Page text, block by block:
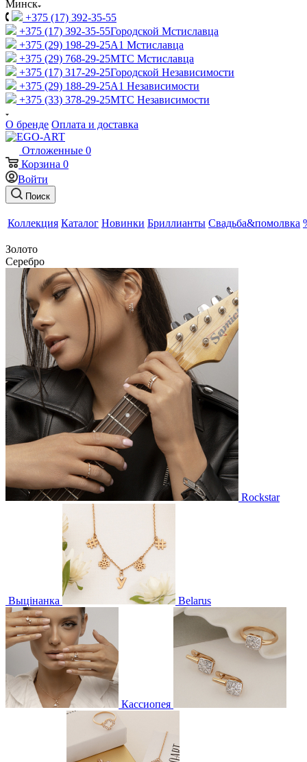
Минск
+375 (17) 392-35-55
+375 (17) 392-35-55Городской Мстиславца
+375 (29) 198-29-25A1 Мстиславца
+375 (29) 768-29-25МТС Мстиславца
+375 (17) 317-29-25Городской Независимости
+375 (29) 188-29-25A1 Независимости
+375 (33) 378-29-25МТС Независимости
О бренде Оплата и доставка
Отложенные 0
Корзина 0
Войти
Поиск
Коллекция Каталог Новинки Бриллианты Свадьба&помолвка
Золото
Серебро
Rockstar
Выцінанка Belarus
Кассиопея